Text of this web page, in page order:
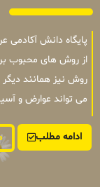
پایگاه دانش آکادمی
از روش های محبوب
روش نیز همانند
می تواند عوارض و
ادامه مطلب